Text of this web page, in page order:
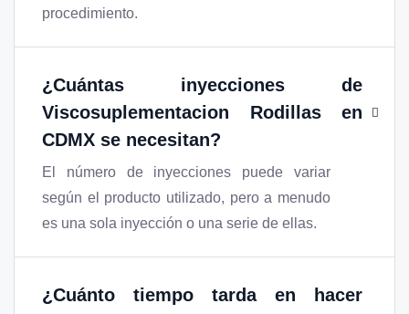
procedimiento.
¿Cuántas inyecciones de
Viscosuplementacion Rodillas en
CDMX se necesitan?
El número de inyecciones puede variar
según el producto utilizado, pero a menudo
es una sola inyección o una serie de ellas.
¿Cuánto tiempo tarda en hacer